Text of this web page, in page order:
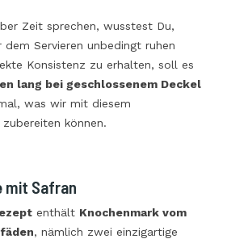
Zeit sprechen, wusstest Du,
Servieren unbedingt ruhen
Konsistenz zu erhalten, soll es
lang bei geschlossenem Deckel
was wir mit diesem
können.
mit Safran
enthält Knochenmark vom
, nämlich zwei einzigartige